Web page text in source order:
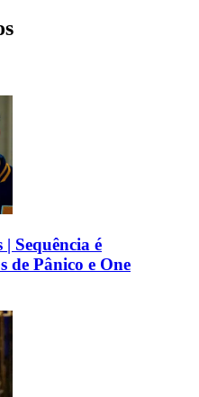
| Sequência é
de Pânico e One